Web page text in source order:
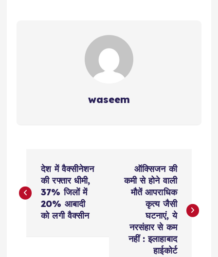
waseem
o
s
देश में वैक्सीनेशन
की रफ्तार धीमी,
37% जिलों में
20% आबादी
को लगी वैक्सीन
ऑक्सिजन की
कमी से होने वाली
मौतें आपराधिक
कृत्य जैसी
घटनाएं, ये
नरसंहार से कम
नहीं : इलाहाबाद
हाईकोर्ट